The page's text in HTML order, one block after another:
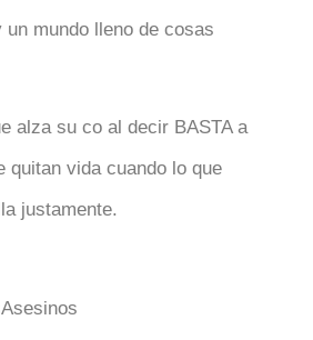
mundo lleno de cosas
alza su co al decir BASTA a
quitan vida cuando lo que
justamente.